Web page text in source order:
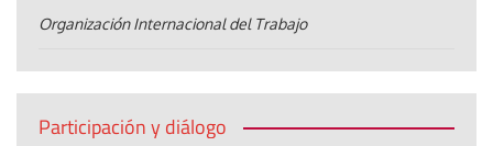
Organización Internacional del Trabajo
Participación y diálogo